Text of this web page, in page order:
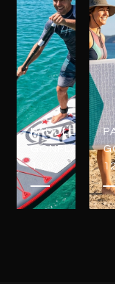
PADDLES
GONFLABLES
11.0"